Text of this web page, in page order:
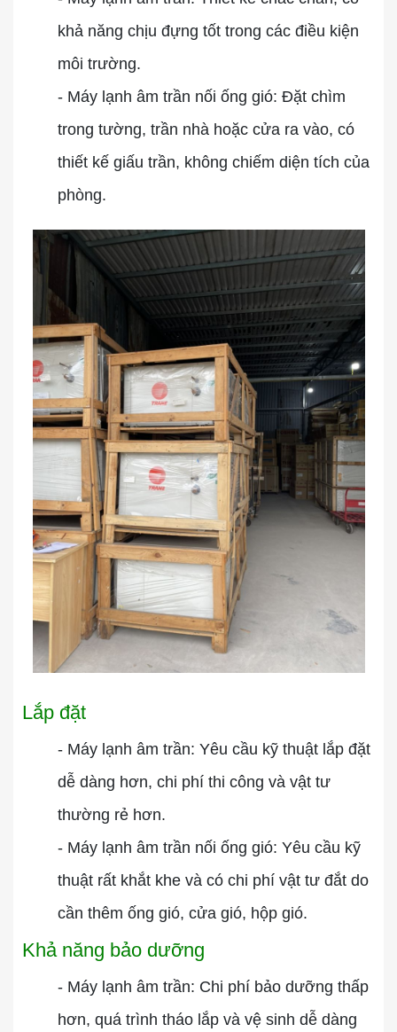
khả năng chịu đựng tốt trong các điều kiện
môi trường.
- Máy lạnh âm trần nối ống gió: Đặt chìm
trong tường, trần nhà hoặc cửa ra vào, có
thiết kế giấu trần, không chiếm diện tích của
phòng.
Lắp đặt
- Máy lạnh âm trần: Yêu cầu kỹ thuật lắp đặt
dễ dàng hơn, chi phí thi công và vật tư
thường rẻ hơn.
- Máy lạnh âm trần nối ống gió: Yêu cầu kỹ
thuật rất khắt khe và có chi phí vật tư đắt do
cần thêm ống gió, cửa gió, hộp gió.
Khả năng bảo dưỡng
- Máy lạnh âm trần: Chi phí bảo dưỡng thấp
hơn, quá trình tháo lắp và vệ sinh dễ dàng